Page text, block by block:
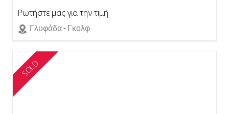
Ρωτήστε μας για την τιμή
Γλυφάδα - Γκολφ
SOLD